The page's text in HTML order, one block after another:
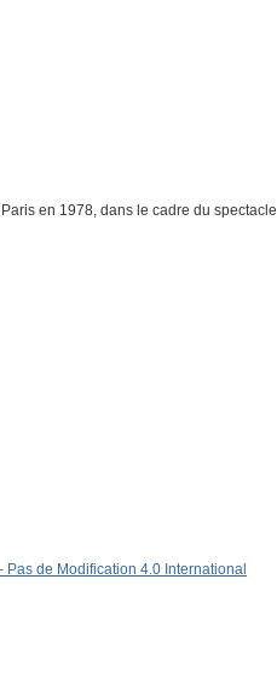
en 1978, dans le cadre du spectacle
de Modification 4.0 International